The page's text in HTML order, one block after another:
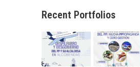
Recent Portfolios